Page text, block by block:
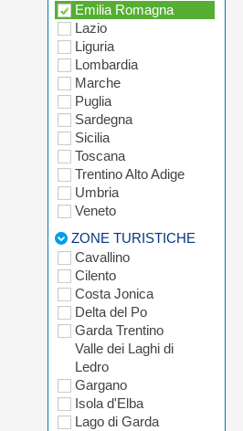
Emilia Romagna
Lazio
Liguria
Lombardia
Marche
Puglia
Sardegna
Sicilia
Toscana
Trentino Alto Adige
Umbria
Veneto
ZONE TURISTICHE
Cavallino
Cilento
Costa Jonica
Delta del Po
Garda Trentino
Valle dei Laghi di
Ledro
Gargano
Isola d'Elba
Lago di Garda